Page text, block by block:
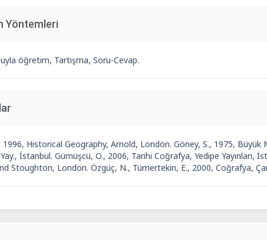
Yöntemleri
öğretim, Tartışma, Soru-Cevap.
1996, Historical Geography, Arnold, London. Göney, S., 1975,
İstanbul. Gümüşcü, O., 2006, Tarihi Coğrafya, Yedipe Yayınları,
Stoughton, London. Özgüç, N., Tümertekin, E., 2000, Coğrafya,